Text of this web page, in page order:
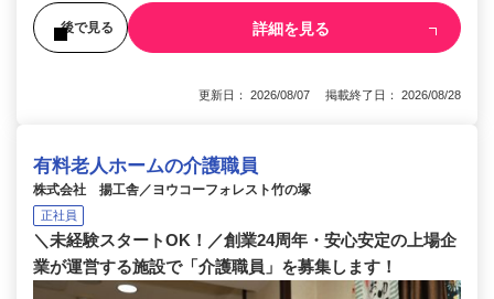
後で見る 詳細を見る
更新日： 2026/08/07 掲載終了日： 2026/08/28
有料老人ホームの介護職員
株式会社 揚工舎／ヨウコーフォレスト竹の塚
正社員
＼未経験スタートOK！／創業24周年・安心安定の上場企
業が運営する施設で「介護職員」を募集します！